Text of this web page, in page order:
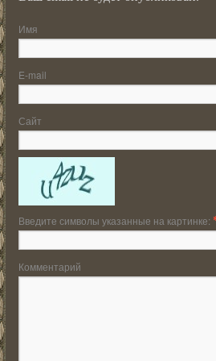
Имя
E-mail
Сайт
Введите символы указанные на картинке:
Комментарий